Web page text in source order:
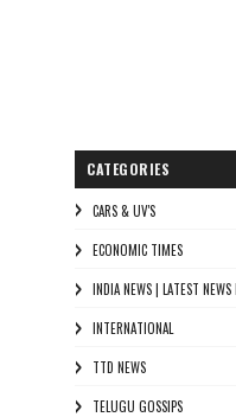
CATEGORIES
CARS & UV'S
ECONOMIC TIMES
INDIA NEWS | LATEST
INTERNATIONAL
TTD NEWS
TELUGU GOSSIPS